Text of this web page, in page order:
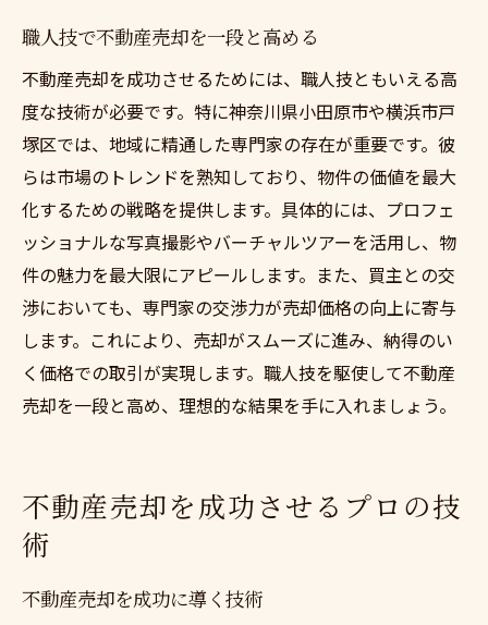
職人技で不動産売却を一段と高める
不動産売却を成功させるためには、職人技ともいえる高
度な技術が必要です。特に神奈川県小田原市や横浜市戸
塚区では、地域に精通した専門家の存在が重要です。彼
らは市場のトレンドを熟知しており、物件の価値を最大
化するための戦略を提供します。具体的には、プロフェ
ッショナルな写真撮影やバーチャルツアーを活用し、物
件の魅力を最大限にアピールします。また、買主との交
渉においても、専門家の交渉力が売却価格の向上に寄与
します。これにより、売却がスムーズに進み、納得のい
く価格での取引が実現します。職人技を駆使して不動産
売却を一段と高め、理想的な結果を手に入れましょう。
不動産売却を成功させるプロの技
術
不動産売却を成功に導く技術